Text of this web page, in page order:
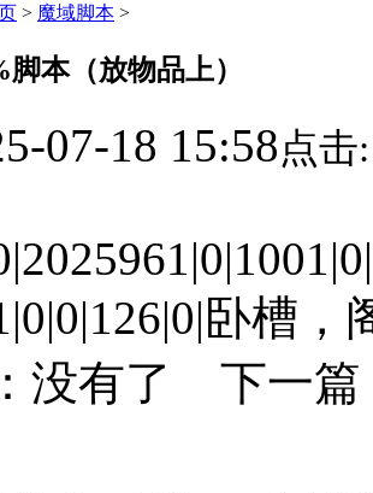
> 魔域脚本 >
本（放物品上）
07-18 15:58点击:
卧槽
没有了 下一篇